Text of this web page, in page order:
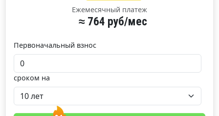
Ежемесячный платеж
≈ 764 руб/мес
Первоначальный взнос
сроком на